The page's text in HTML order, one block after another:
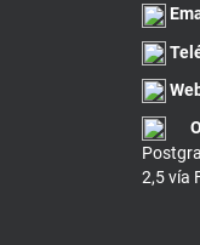
2,5 vía